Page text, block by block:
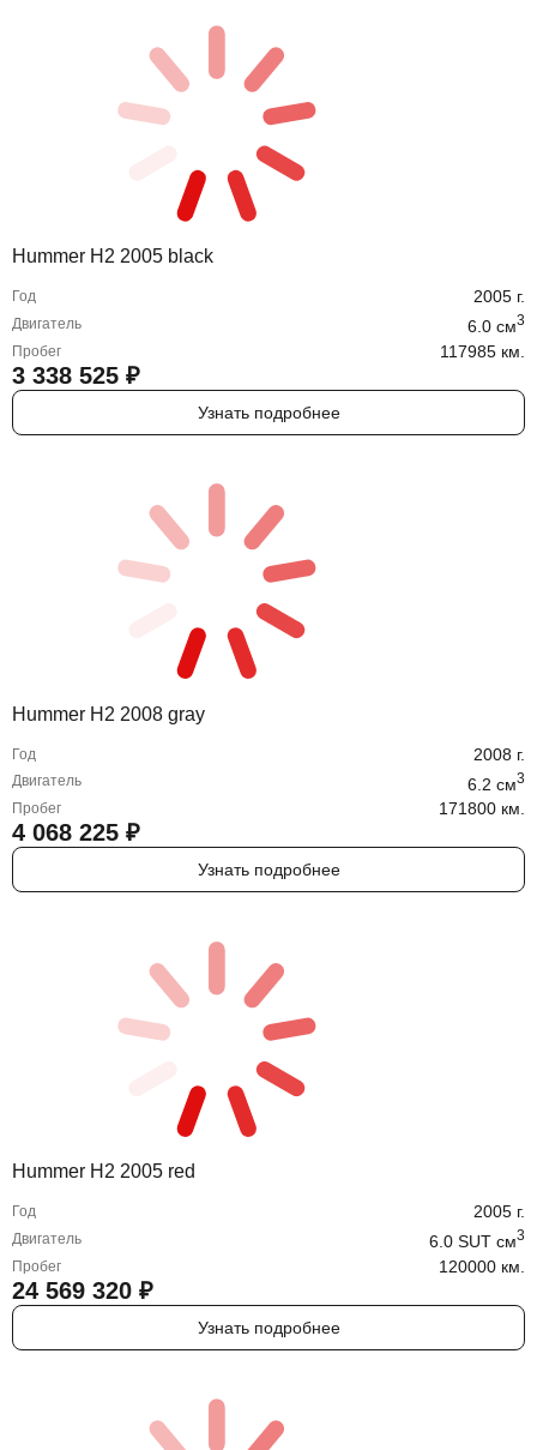
Hummer H2 2005 black
Год 2005 г.
Двигатель 6.0 cм3
Пробег 117985 км.
3 338 525 ₽
Узнать подробнее
Hummer H2 2008 gray
Год 2008 г.
Двигатель 6.2 cм3
Пробег 171800 км.
4 068 225 ₽
Узнать подробнее
Hummer H2 2005 red
Год 2005 г.
Двигатель 6.0 SUT cм3
Пробег 120000 км.
24 569 320 ₽
Узнать подробнее